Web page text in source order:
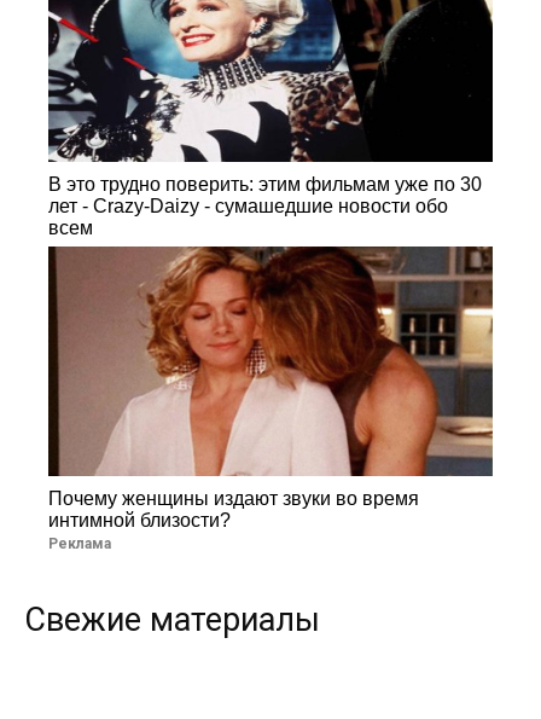
В это трудно поверить: этим фильмам уже по 30
лет - Crazy-Daizy - сумашедшие новости обо
всем
Почему женщины издают звуки во время
интимной близости?
Реклама
Свежие материалы